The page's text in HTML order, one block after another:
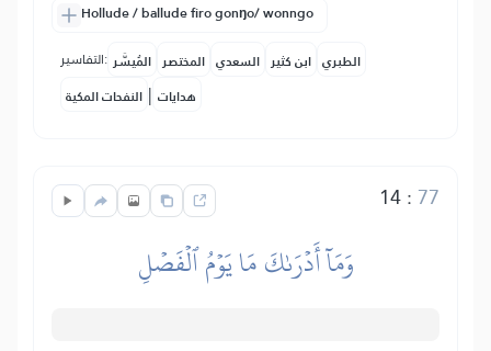
Hollude / ballude firo gonŋo/ wonngo
التفاسير: المُيسَّر المختصر السعدي ابن كثير الطبري
النفحات المكية | هدايات
14: 77
وَمَآ أَدۡرَىٰكَ مَا يَوۡمُ ٱلۡفَصۡلِ